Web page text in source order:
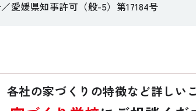
愛媛県知事許可（般-5）第17184号
各社の家づくりの特徴など詳しい